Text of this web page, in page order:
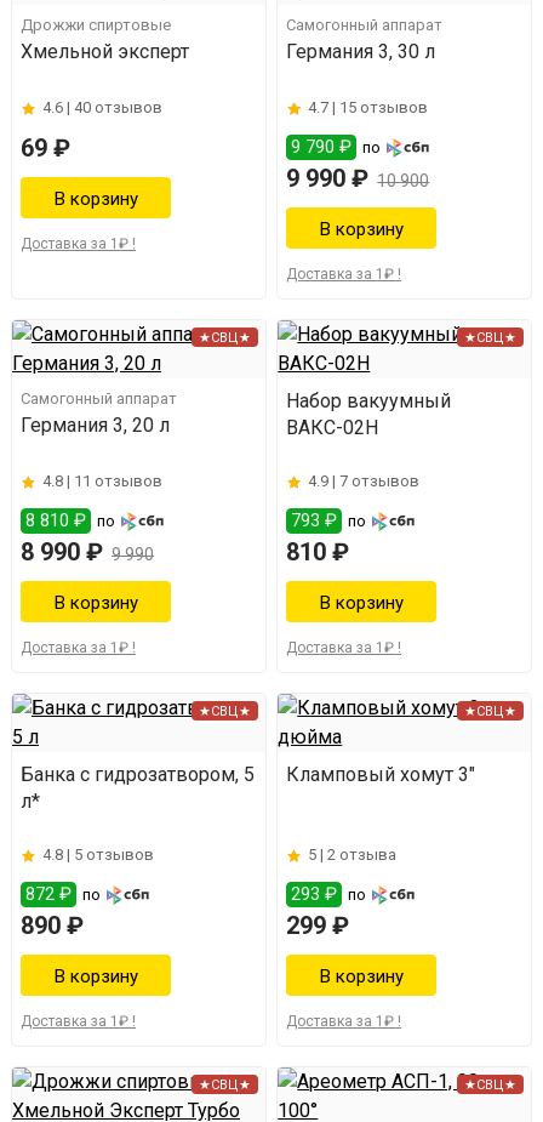
Дрожжи спиртовые
Хмельной эксперт
4.6 | 40 отзывов
69 ₽
Доставка за 1₽ !
Самогонный аппарат
Германия 3, 30 л
4.7 | 15 отзывов
9 790 ₽ по
9 990 ₽ 10 900
Доставка за 1₽ !
★СВЦ★
Самогонный аппарат
Германия 3, 20 л
4.8 | 11 отзывов
8 810 ₽ по
8 990 ₽ 9 990
Доставка за 1₽ !
★СВЦ★
Набор вакуумный
ВАКС-02Н
4.9 |7 отзывов
793 ₽ по
810 ₽
Доставка за 1₽ !
★СВЦ★
Банка с гидрозатвором, 5
л*
4.8 | 5 отзывов
872 ₽ по
890 ₽
Доставка за 1₽ !
★СВЦ★
Кламповый хомут 3"
5 |2 отзыва
293 ₽ по
299 ₽
Доставка за 1₽ !
★СВЦ★ ★СВЦ★